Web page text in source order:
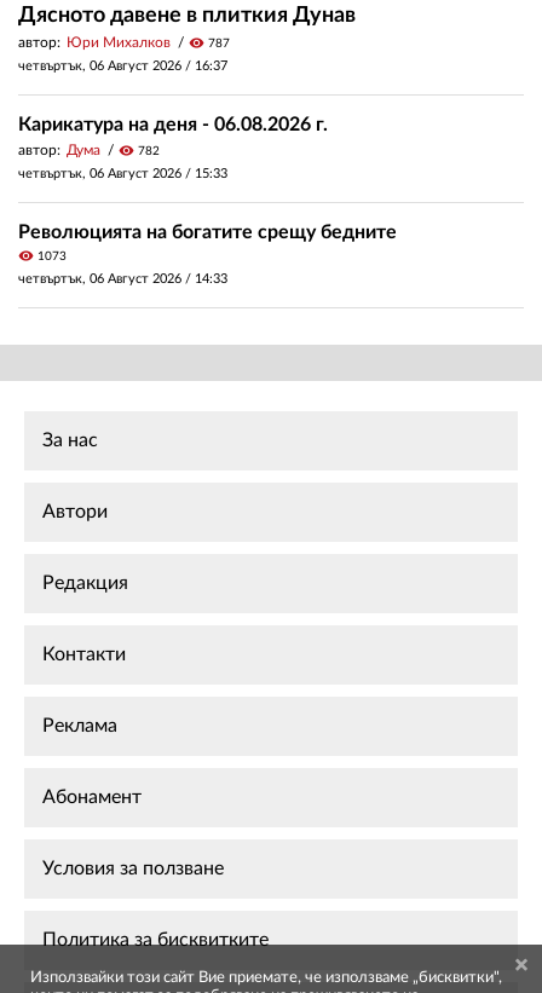
Дясното давене в плиткия Дунав
автор: Юри Михалков visibility 787
четвъртък, 06 Август 2026 / 16:37
Карикатура на деня - 06.08.2026 г.
автор: Дума visibility 782
четвъртък, 06 Август 2026 / 15:33
Революцията на богатите срещу бедните
visibility 1073
четвъртък, 06 Август 2026 / 14:33
За нас
Автори
Редакция
Контакти
Реклама
Абонамент
Условия за ползване
Политика за бисквитките
Използвайки този сайт Вие приемате, че използваме „бисквитки",